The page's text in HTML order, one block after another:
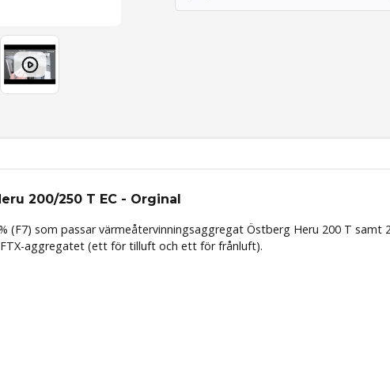
200/250 T EC - Orginal
(F7) som passar värmeåtervinningsaggregat Östberg Heru 200 T samt
aggregatet (ett för tilluft och ett för frånluft).